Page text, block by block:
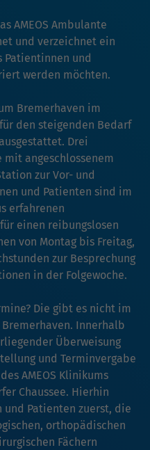
AMEOS Ambulante
und verzeichnet ein
Patientinnen und
werden möchten.
Bremerhaven im
den steigenden Bedarf
Drei
mit angeschlossenem
zur Vor- und
und Patienten sind im
erfahrenen
einen reibungslosen
von Montag bis Freitag,
zur Besprechung
in der Folgewoche.
Die gibt es nicht im
Innerhalb
Überweisung
und Terminvergabe
AMEOS Klinikums
Chaussee. Hierhin
Patienten zuerst, die
orthopädischen
Fächern